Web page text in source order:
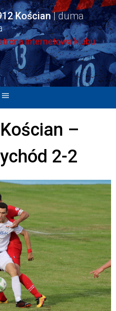
Kościan
internetowa klubu
–
2-2